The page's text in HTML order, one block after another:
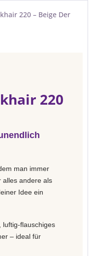
220 – Beige Der
220
man immer
alles andere als
Idee ein
luftig-flauschiges
– ideal für